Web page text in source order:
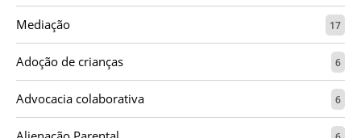
Mediação 17
Adoção de crianças 6
Advocacia colaborativa 6